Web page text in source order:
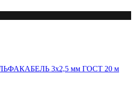
3х2,5 мм ГОСТ 20 м